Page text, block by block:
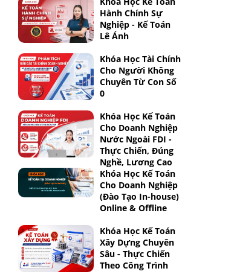
Hành Chính Sự
Nghiệp - Kế Toán
Lê Ánh
Khóa Học Tài Chính
Cho Người Không
Chuyên Từ Con Số
0
Khóa Học Kế Toán
Cho Doanh Nghiệp
Nước Ngoài FDI -
Thực Chiến, Đúng
Nghề, Lương Cao
Khóa Học Kế Toán
Cho Doanh Nghiệp
(Đào Tạo In-house)
Online & Offline
Khóa Học Kế Toán
Xây Dựng Chuyên
Sâu - Thực Chiến
Theo Công Trình